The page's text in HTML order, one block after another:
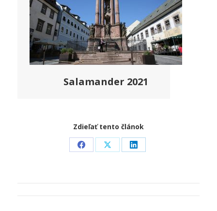
Salamander 2021
Zdieľať tento článok
Share
Facebook
Share
X
Share
LinkedIn
Post